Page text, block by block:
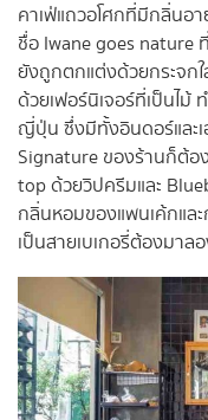
คาเฟ่แถวอโศกที่มีกลิ่นอ
ชื่อ Iwane goes
ยังถูกตกแต่งด้วยกระจก
ด้วยเฟอร์นิเจอร์ที่เป็นไม้
ญี่ปุ่น ซึ่งมีทั้งอินดอร์และเ
Signature ของร้านก็ต้อ
top ด้วยวิปครีมและ
กลิ่นหอมของแพนเค้กแล
เป็นสายเบเกอรี่ต้องมาล